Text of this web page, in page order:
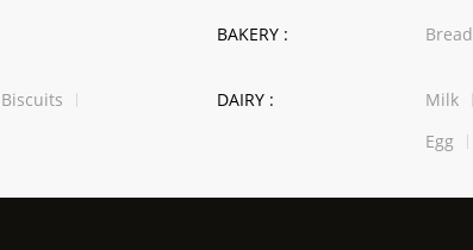
BAKERY : Bread
Biscuits
DAIRY : Milk
Egg